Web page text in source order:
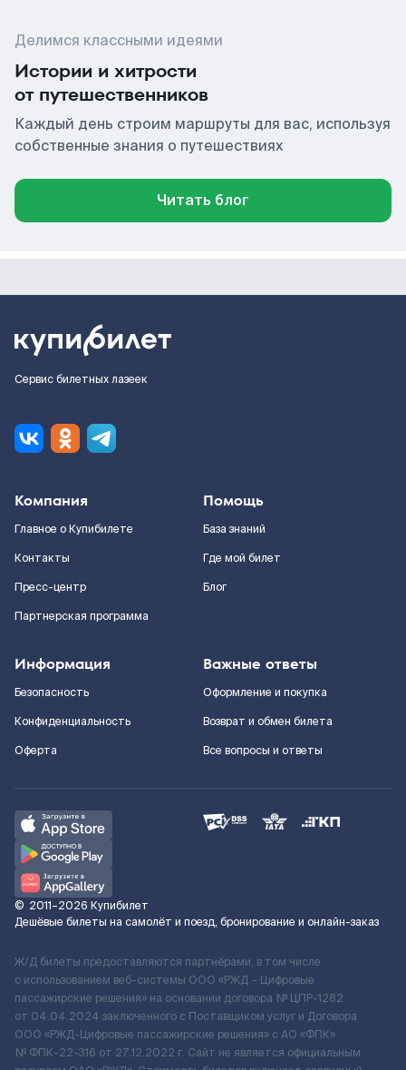
Делимся классными идеями
Истории и хитрости
от путешественников
Каждый день строим маршруты для вас, используя
собственные знания о путешествиях
Читать блог
Сервис билетных лазеек
Компания
Главное о Купибилете
Контакты
Пресс-центр
Партнерская программа
Помощь
База знаний
Где мой билет
Блог
Информация
Безопасность
Конфиденциальность
Оферта
Важные ответы
Оформление и покупка
Возврат и обмен билета
Все вопросы и ответы
© 2011–2026 Купибилет
Дешёвые билеты на самолёт и поезд, бронирование и онлайн-заказ
Ж/Д билеты предоставляются партнёрами, в том числе
с использованием веб-системы ООО «РЖД – Цифровые
пассажирские решения» на основании договора № ЦПР-1282
от 04.04.2024 заключенного с Поставщиком услуг и Договора
ООО «РЖД-Цифровые пассажирские решения» c АО «ФПК»
№ ФПК-22-316 от 27.12.2022 г. Сайт не является официальным